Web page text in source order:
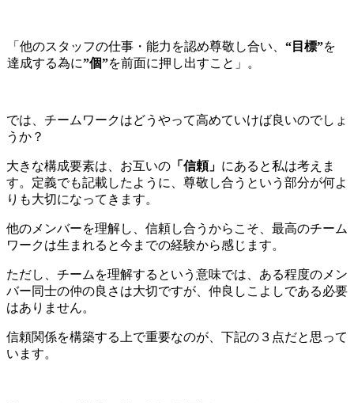
「他のスタッフの仕事・能力を認め尊敬し合い、 “目標”を
達成する為に”個”を前面に押し出すこと」。
では、チームワークはどうやって高めていけば良いのでしょ
うか？
大きな構成要素は、お互いの 「信頼」 にあると私は考えま
す。定義でも記載したように、尊敬し合うという部分が何よ
りも大切になってきます。
他のメンバーを理解し、信頼し合うからこそ、最高のチーム
ワークは生まれると今までの経験から感じます。
ただし、チームを理解するという意味では、ある程度のメン
バー同士の仲の良さは大切ですが、仲良しこよしである必要
はありません。
信頼関係を構築する上で重要なのが、下記の３点だと思って
います。